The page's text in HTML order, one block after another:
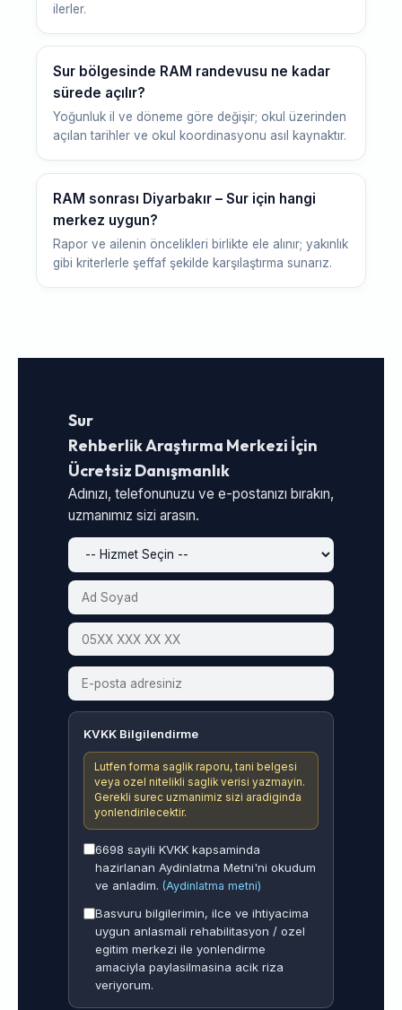
ilerler.
Sur bölgesinde RAM randevusu ne kadar
sürede açılır?
Yoğunluk il ve döneme göre değişir; okul üzerinden
açılan tarihler ve okul koordinasyonu asıl kaynaktır.
RAM sonrası Diyarbakır – Sur için hangi
merkez uygun?
Rapor ve ailenin öncelikleri birlikte ele alınır; yakınlık
gibi kriterlerle şeffaf şekilde karşılaştırma sunarız.
Sur
Rehberlik Araştırma Merkezi İçin
Ücretsiz Danışmanlık
Adınızı, telefonunuzu ve e-postanızı bırakın,
uzmanımız sizi arasın.
KVKK Bilgilendirme
Lutfen forma saglik raporu, tani belgesi
veya ozel nitelikli saglik verisi yazmayin.
Gerekli surec uzmanimiz sizi aradiginda
yonlendirilecektir.
6698 sayili KVKK kapsaminda
hazirlanan Aydinlatma Metni'ni okudum
ve anladim. (Aydinlatma metni)
Basvuru bilgilerimin, ilce ve ihtiyacima
uygun anlasmali rehabilitasyon / ozel
egitim merkezi ile yonlendirme
amaciyla paylasilmasina acik riza
veriyorum.